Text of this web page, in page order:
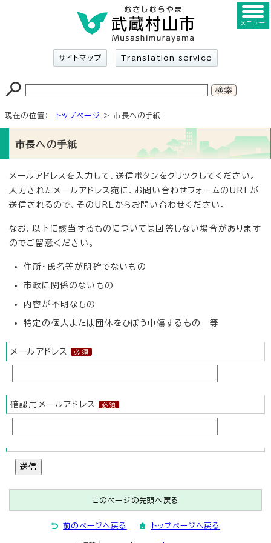
サイトマップ Translation service
メニュー
現在の位置： トップページ > 市長への手紙
市長への手紙
メールアドレスを入力して、送信ボタンをクリックしてください。
入力されたメールアドレス宛に、お問い合わせフォームのURLが
送信されるので、そのURLからお問い合わせください。
なお、以下に該当するものについては回答しない場合があります
のでご留意ください。
住所・氏名等が明確でないもの
市政に関係のないもの
内容が不明なもの
特定の個人または団体をひぼう中傷するもの 等
メールアドレス
確認用メールアドレス
送信
このページの先頭へ戻る
前のページへ戻る トップページへ戻る